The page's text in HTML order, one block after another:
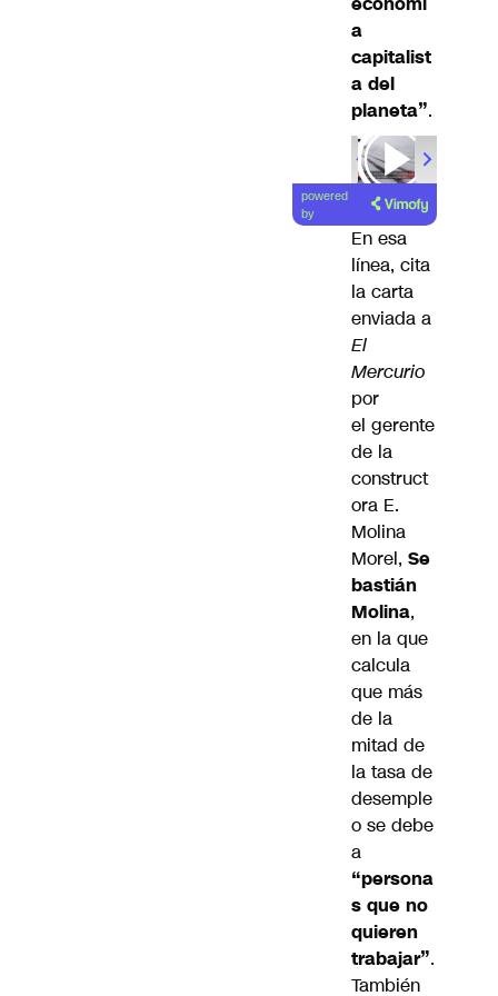
a
capitalist
a del
planeta”.
powered
by
En esa
línea, cita
la carta
enviada a
El
Mercurio
por
el gerente
de la
construct
ora E.
Molina
Morel, Se
bastián
Molina,
en la que
calcula
que más
de la
mitad de
la tasa de
desemple
o se debe
a
“persona
s que no
quieren
trabajar”.
También